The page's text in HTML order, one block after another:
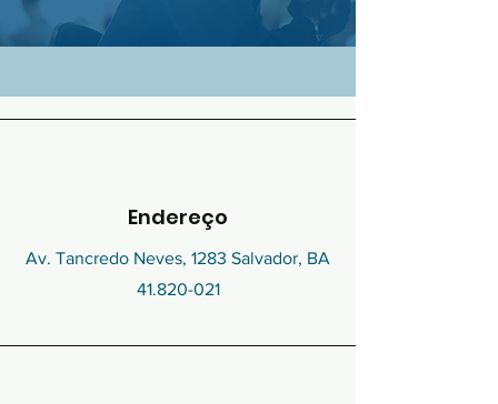
Endereço
Av. Tancredo Neves, 1283 Salvador, BA
41.820-021